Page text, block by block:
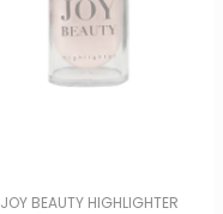
JOY BEAUTY HIGHLIGHTER